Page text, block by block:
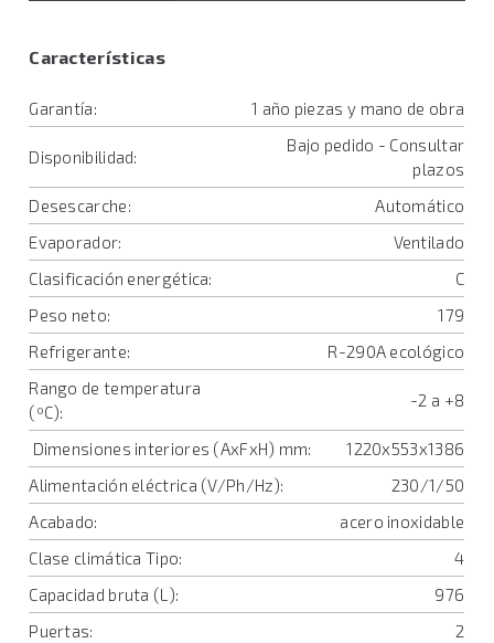
Características
Garantía: 1 año piezas y mano de obra
Disponibilidad:
Bajo pedido - Consultar
plazos
Desescarche:
Automático
Evaporador:
Ventilado
Clasificación energética:
C
Peso neto:
179
Refrigerante:
R-290A ecológico
Rango de temperatura
(ºC):
-2 a +8
Dimensiones interiores (AxFxH) mm:
1220x553x1386
Alimentación eléctrica (V/Ph/Hz):
230/1/50
Acabado:
acero inoxidable
Clase climática Tipo:
4
Capacidad bruta (L):
976
Puertas:
2